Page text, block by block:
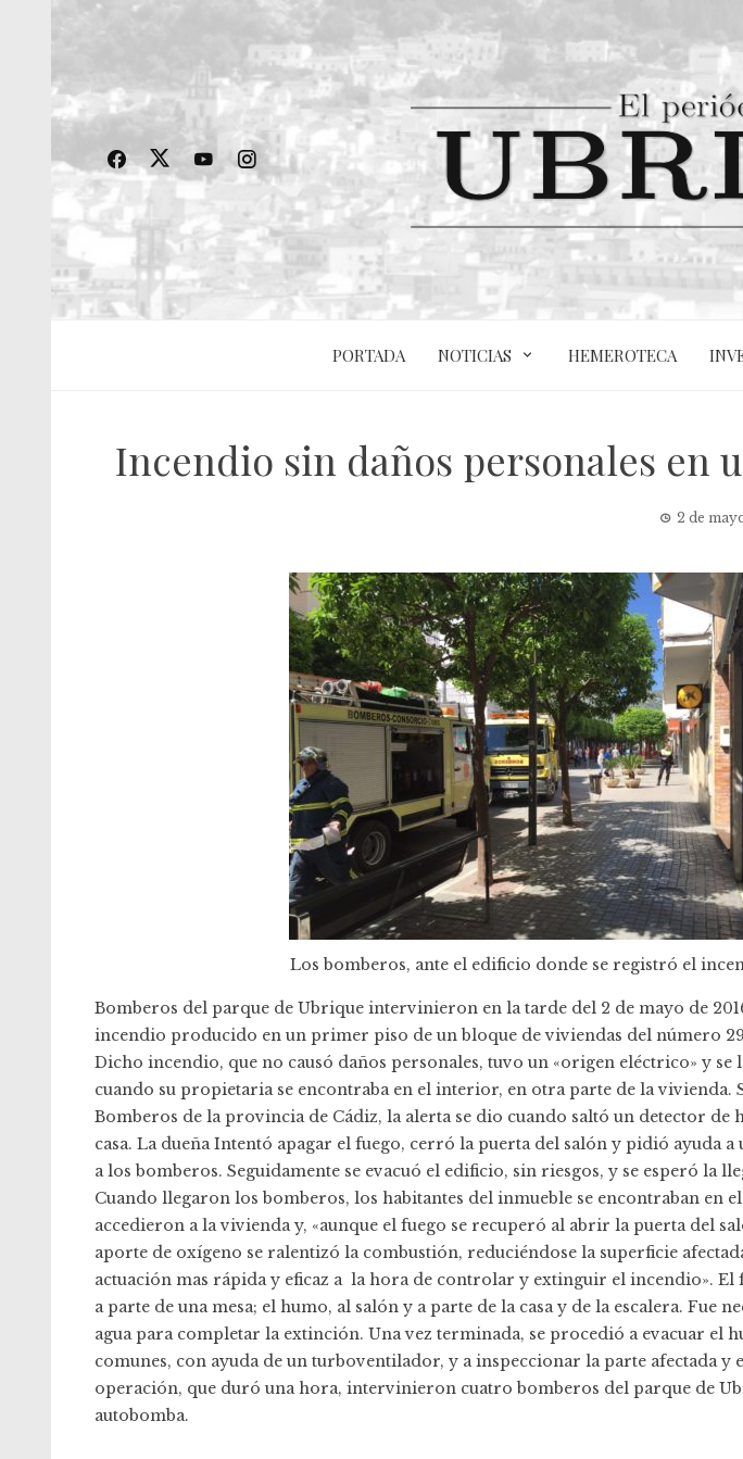
PORTADA NOTICIAS HEMEROTECA
Incendio sin daños personales en
2 de
Los bomberos, ante el edificio donde se registró el
Bomberos del parque de Ubrique intervinieron en la tarde del 2 de mayo de
incendio producido en un primer piso de un bloque de viviendas del número 29
Dicho incendio, que no causó daños personales, tuvo un «origen eléctrico» y se
cuando su propietaria se encontraba en el interior, en otra parte de la vivienda.
Bomberos de la provincia de Cádiz, la alerta se dio cuando saltó un detector de
casa. La dueña Intentó apagar el fuego, cerró la puerta del salón y pidió ayuda
a los bomberos. Seguidamente se evacuó el edificio, sin riesgos, y se esperó la
Cuando llegaron los bomberos, los habitantes del inmueble se encontraban en
accedieron a la vivienda y, «aunque el fuego se recuperó al abrir la puerta del
aporte de oxígeno se ralentizó la combustión, reduciéndose la superficie
actuación mas rápida y eficaz a la hora de controlar y extinguir el incendio». El
a parte de una mesa; el humo, al salón y a parte de la casa y de la escalera. Fue
agua para completar la extinción. Una vez terminada, se procedió a evacuar el
comunes, con ayuda de un turboventilador, y a inspeccionar la parte afectada y
operación, que duró una hora, intervinieron cuatro bomberos del parque de
autobomba.